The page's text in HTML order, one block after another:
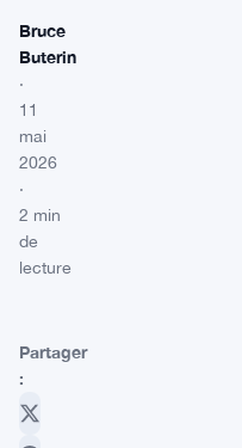
Bruce
Buterin
·
11
mai
2026
·
2 min
de
lecture
Partager
: